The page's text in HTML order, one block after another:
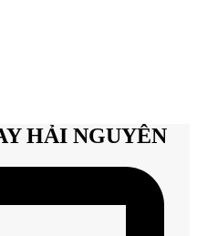
HẢI NGUYÊN